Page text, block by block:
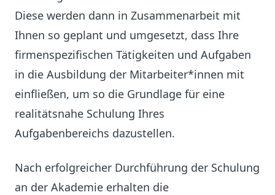
Diese werden dann in Zusammenarbeit mit
Ihnen so geplant und umgesetzt, dass Ihre
firmenspezifischen Tätigkeiten und Aufgaben
in die Ausbildung der Mitarbeiter*innen mit
einfließen, um so die Grundlage für eine
realitätsnahe Schulung Ihres
Aufgabenbereichs dazustellen.
Nach erfolgreicher Durchführung der Schulung
an der Akademie erhalten die